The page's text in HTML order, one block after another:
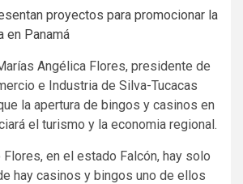
proyectos para promocionar la
en Panamá
Angélica Flores, presidente de
e Industria de Silva-Tucacas
la apertura de bingos y casinos en
el turismo y la economia regional.
en el estado Falcón, hay solo
hay casinos y bingos uno de ellos